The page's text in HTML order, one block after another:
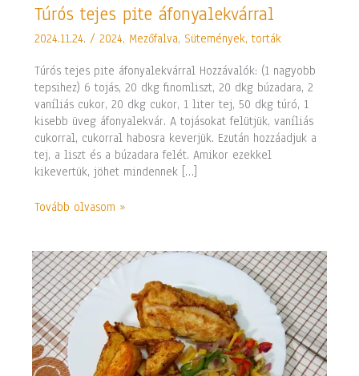
Túrós tejes pite áfonyalekvárral
2024.11.24./2024, Mezőfalva, Sütemények, torták
Túrós tejes pite áfonyalekvárral Hozzávalók: (1 nagyobb
tepsihez) 6 tojás, 20 dkg finomliszt, 20 dkg búzadara, 2
vaníliás cukor, 20 dkg cukor, 1 liter tej, 50 dkg túró, 1
kisebb üveg áfonyalekvár. A tojásokat felütjük, vaníliás
cukorral, cukorral habosra keverjük. Ezután hozzáadjuk a
tej, a liszt és a búzadara felét. Amikor ezekkel
kikevertük, jöhet mindennek […]
Túrós
pite
Tovább olvasom »